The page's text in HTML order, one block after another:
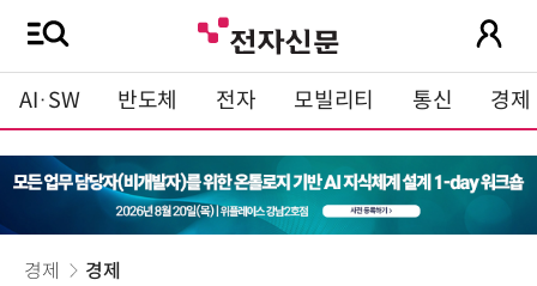
AI·SW 반도체 전자 모빌리티 통신 경제
경제 경제